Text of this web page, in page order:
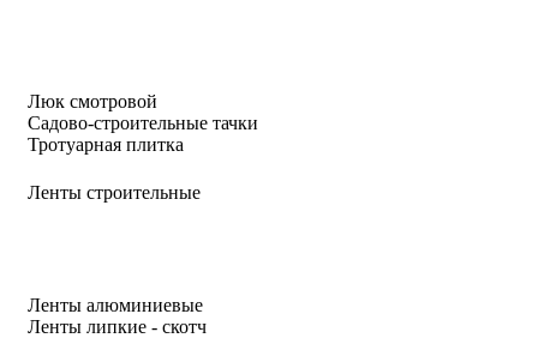
Люк смотровой
Садово-строительные тачки
Тротуарная плитка
Ленты строительные
Ленты алюминиевые
Ленты липкие - скотч